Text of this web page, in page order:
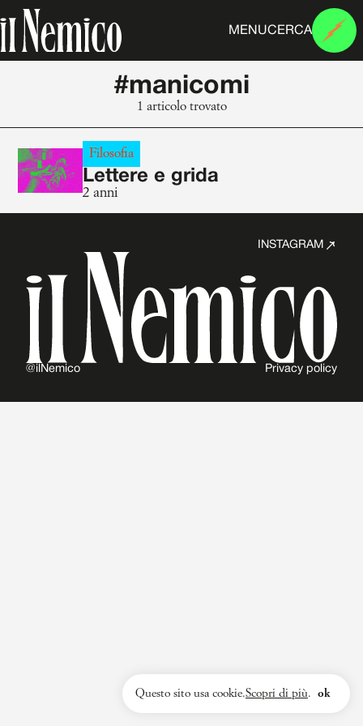
MENUCERCA
#manicomi
1 articolo trovato
Filosofia
Lettere e grida
2 anni
INSTAGRAM
@ilNemico Privacy policy
Questo sito usa cookie.Scopri di più. ok